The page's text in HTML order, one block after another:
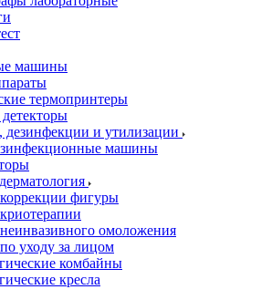
машины
термопринтеры
и утилизации
машины
фигуры
омоложения
уходу за лицом
комбайны
кресла